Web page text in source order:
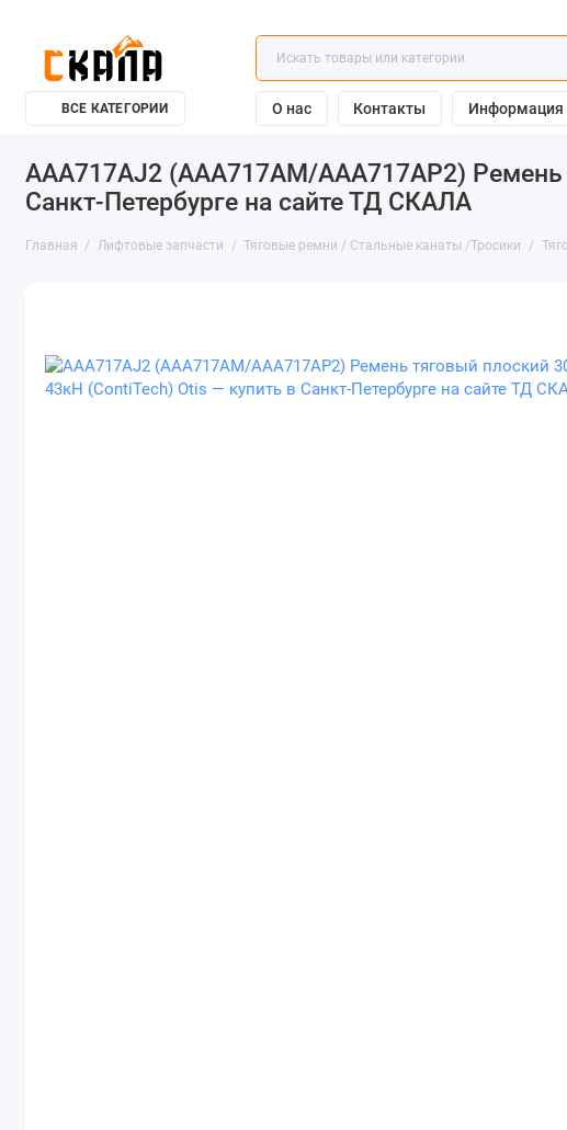
ВСЕ КАТЕГОРИИ О нас Контакты Информация
AAA717AJ2 (AAA717AM/AAA717AP2)
Санкт-Петербурге на сайте ТД СКАЛА
Главная Лифтовые запчасти Тяговые ремни / Стальные канаты /Тросики